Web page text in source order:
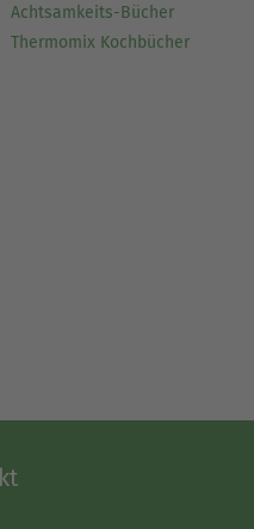
Achtsamkeits-Bücher
Thermomix Kochbücher